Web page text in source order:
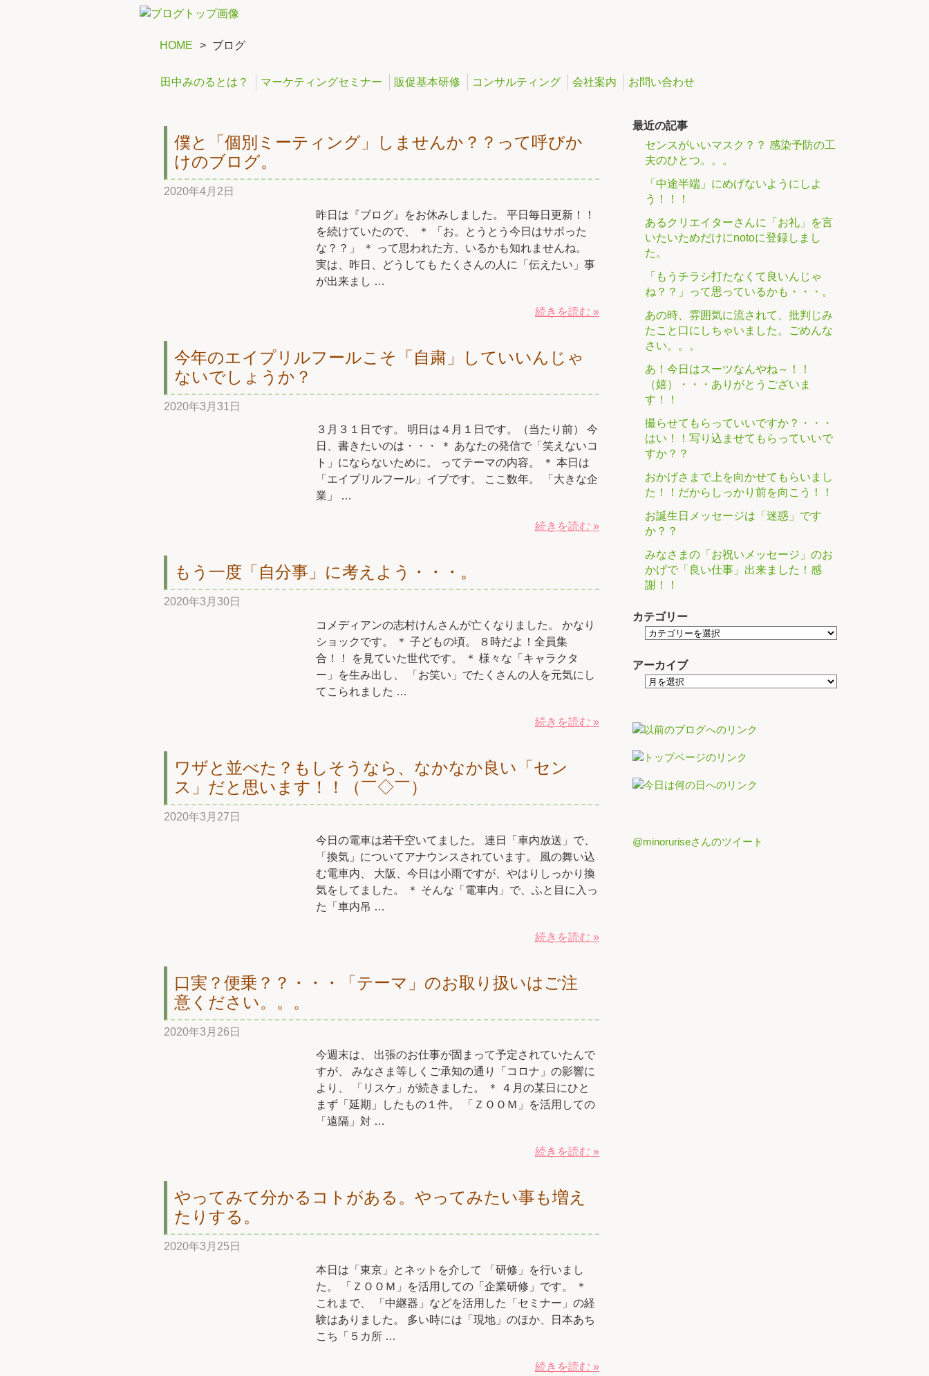
HOME > ブログ
田中みのるとは？ マーケティングセミナー 販促基本研修 コンサルティング 会社案内 お問い合わせ
僕と「個別ミーティング」しませんか？？って呼びか
けのブログ。
2020年4月2日
昨日は『ブログ』をお休みしました。 平日毎日更新！！
を続けていたので、 ＊ 「お。とうとう今日はサボった
な？？」 ＊ って思われた方、いるかも知れませんね。
実は、昨日、どうしても たくさんの人に「伝えたい」事
が出来まし …
続きを読む »
今年のエイプリルフールこそ「自粛」していいんじゃ
ないでしょうか？
2020年3月31日
３月３１日です。 明日は４月１日です。（当たり前） 今
日、書きたいのは・・・ ＊ あなたの発信で「笑えないコ
ト」にならないために。 ってテーマの内容。 ＊ 本日は
「エイプリルフール」イブです。 ここ数年。 「大きな企
業」 …
続きを読む »
もう一度「自分事」に考えよう・・・。
2020年3月30日
コメディアンの志村けんさんが亡くなりました。 かなり
ショックです。 ＊ 子どもの頃。 ８時だよ！全員集
合！！ を見ていた世代です。 ＊ 様々な「キャラクタ
ー」を生み出し、 「お笑い」でたくさんの人を元気にし
てこられました …
続きを読む »
ワザと並べた？もしそうなら、なかなか良い「セン
ス」だと思います！！（￣◇￣）
2020年3月27日
今日の電車は若干空いてました。 連日「車内放送」で、
「換気」についてアナウンスされています。 風の舞い込
む電車内、 大阪、今日は小雨ですが、やはりしっかり換
気をしてました。 ＊ そんな「電車内」で、ふと目に入っ
た「車内吊 …
続きを読む »
口実？便乗？？・・・「テーマ」のお取り扱いはご注
意ください。。。
2020年3月26日
今週末は、 出張のお仕事が固まって予定されていたんで
すが、 みなさま等しくご承知の通り「コロナ」の影響に
より、 「リスケ」が続きました。 ＊ ４月の某日にひと
まず「延期」したもの１件。 「ＺＯＯＭ」を活用しての
「遠隔」対 …
続きを読む »
やってみて分かるコトがある。やってみたい事も増え
たりする。
2020年3月25日
本日は「東京」とネットを介して 「研修」を行いまし
た。 「ＺＯＯＭ」を活用しての「企業研修」です。 ＊
これまで、 「中継器」などを活用した「セミナー」の経
験はありました。 多い時には「現地」のほか、日本あち
こち「５カ所 …
続きを読む »
最近の記事
センスがいいマスク？？ 感染予防の工
夫のひとつ。。。
「中途半端」にめげないようにしよ
う！！！
あるクリエイターさんに「お礼」を言
いたいためだけにnotoに登録しまし
た。
「もうチラシ打たなくて良いんじゃ
ね？？」って思っているかも・・・。
あの時、雰囲気に流されて、批判じみ
たこと口にしちゃいました。ごめんな
さい。。。
あ！今日はスーツなんやね～！！
（嬉）・・・ありがとうございま
す！！
撮らせてもらっていいですか？・・・
はい！！写り込ませてもらっていいで
すか？？
おかげさまで上を向かせてもらいまし
た！！だからしっかり前を向こう！！
お誕生日メッセージは「迷惑」です
か？？
みなさまの「お祝いメッセージ」のお
かげで「良い仕事」出来ました！感
謝！！
カテゴリー
アーカイブ
@minoruriseさんのツイート